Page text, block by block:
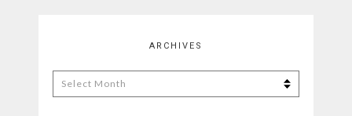
ARCHIVES
Archives